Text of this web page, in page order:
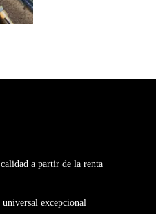
a partir de la renta
excepcional